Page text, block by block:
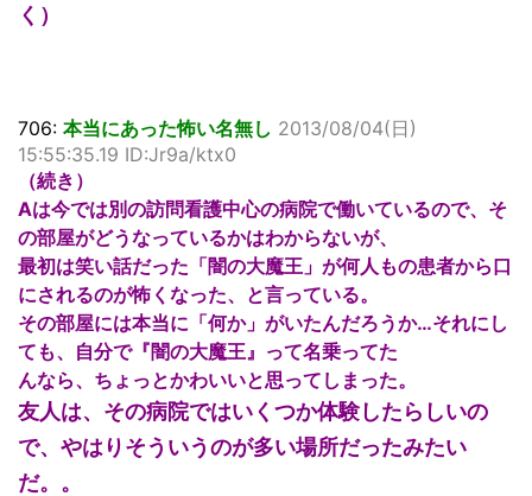
く）
706: 本当にあった怖い名無し 2013/08/04(日)
15:55:35.19 ID:Jr9a/ktx0
（続き）
Aは今では別の訪問看護中心の病院で働いているので、そ
の部屋がどうなっているかはわからないが、
最初は笑い話だった「闇の大魔王」が何人もの患者から口
にされるのが怖くなった、と言っている。
その部屋には本当に「何か」がいたんだろうか…それにし
ても、自分で『闇の大魔王』って名乗ってた
んなら、ちょっとかわいいと思ってしまった。
友人は、その病院ではいくつか体験したらしいの
で、やはりそういうのが多い場所だったみたい
だ。。